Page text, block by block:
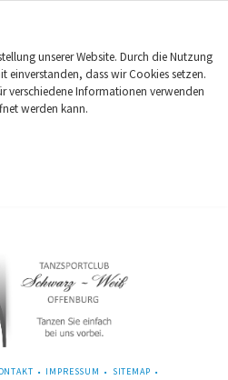
unserer Website. Durch die Nutzung
einverstanden, dass wir Cookies setzen.
verschiedene Informationen verwenden
werden kann.
IMPRESSUM
SITEMAP